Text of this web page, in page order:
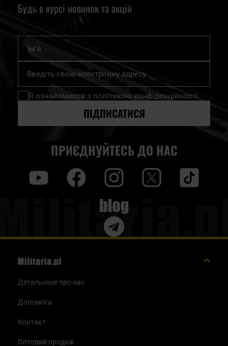
Будь в курсі новинок та акцій
Підпишіться
нашу
розсилку
Я ознайомився з політикою конфіденційності
ПІДПИСАТИСЯ
ПРИЄДНУЙТЕСЬ ДО НАС
Blog
Детальніше про нас
Допомога
Контакт
Оптовий продаж